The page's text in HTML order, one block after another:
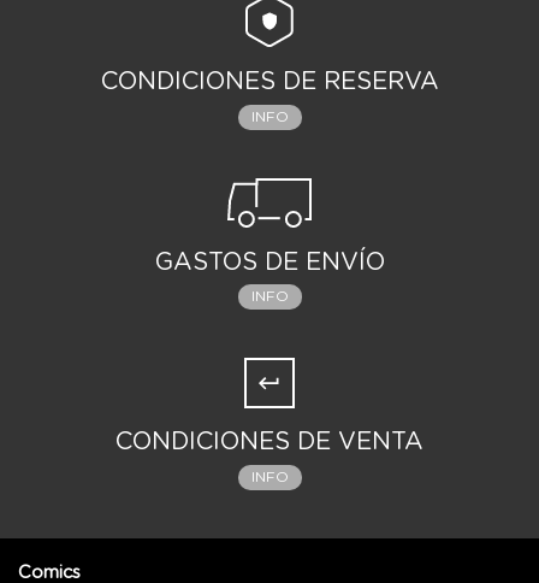
CONDICIONES DE RESERVA
INFO
GASTOS DE ENVÍO
INFO
CONDICIONES DE VENTA
INFO
Comics